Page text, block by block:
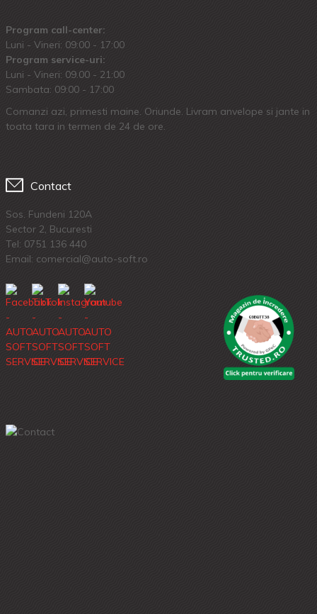
Program call-center:
Luni - Vineri: 09:00 - 17:00
Program service-uri:
Luni - Vineri: 09.00 - 21:00
Sambata: 09:00 - 17:00
Comanzi azi, primesti maine. Oriunde. Livram anvelope si jante in
toata tara in termen de 24 de ore.
Contact
Sos. Fundeni 120A
Sector 2, Bucuresti
Tel: 0751 136 440
Email: comercial@auto-soft.ro